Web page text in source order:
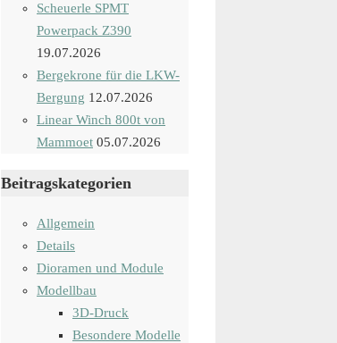
Scheuerle SPMT
Powerpack Z390
19.07.2026
Bergekrone für die LKW-
Bergung 12.07.2026
Linear Winch 800t von
Mammoet 05.07.2026
Beitragskategorien
Allgemein
Details
Dioramen und Module
Modellbau
3D-Druck
Besondere Modelle